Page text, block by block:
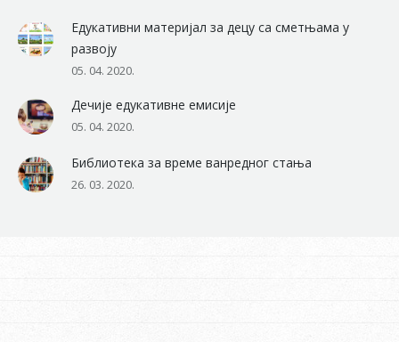
Едукативни материјал за децу са сметњама у
развоју
05. 04. 2020.
Дечије едукативне емисије
05. 04. 2020.
Библиотека за време ванредног стања
26. 03. 2020.